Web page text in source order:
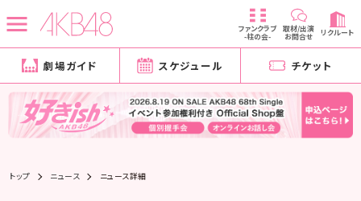
ファンクラブ
-柱の会-
取材/出演
お問合せ リクルート
劇場ガイド スケジュール チケット
トップ ニュース ニュース詳細